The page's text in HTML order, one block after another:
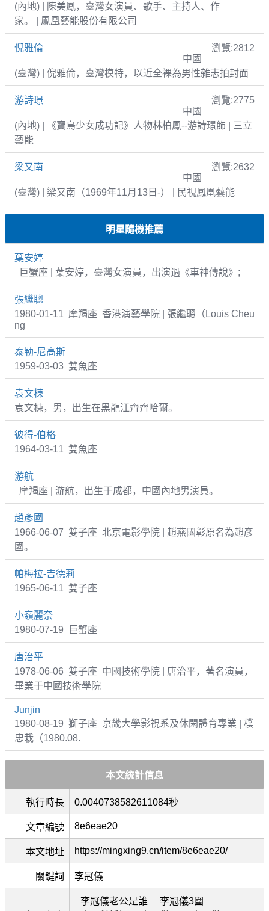
(內地) | 陳美鳳，臺灣女演員、歌手、主持人、作
家。 | 鳳凰藝能股份有限公司
倪雅倫
瀏覽:2812
中國
(臺灣) | 倪雅倫，臺灣模特，以近全裸為男性雜志拍封面
游詩璟
瀏覽:2775
中國
(內地) | 《寶島少女成功記》人物林柏鳳--游詩璟飾 | 三立
藝能
梁又南
瀏覽:2632
中國
(臺灣) | 梁又南（1969年11月13日-） | 民視鳳凰藝能
明星隨機推薦
葉安婷
巨蟹座 | 葉安婷，臺灣女演員，出演過《車神傳說》;
張繼聰
1980-01-11 摩羯座 香港演藝學院 | 張繼聰（Louis Cheu
ng
泰勒-尼高斯
1959-03-03 雙魚座
袁文棟
袁文棟，男，出生在黑龍江齊齊哈爾。
彼得-伯格
1964-03-11 雙魚座
游航
摩羯座 | 游航，出生于成都，中國內地男演員。
趙彥國
1966-06-07 雙子座 北京電影學院 | 趙燕國彰原名為趙彥
國。
帕梅拉-吉德莉
1965-06-11 雙子座
小嶺麗奈
1980-07-19 巨蟹座
唐治平
1978-06-06 雙子座 中國技術學院 | 唐治平，著名演員，
畢業于中國技術學院
Junjin
1980-08-19 獅子座 京畿大學影視系及休閑體育專業 | 樸
忠栽（1980.08.
本文統計信息
執行時長 0.0040738582611084秒
文章編號 8e6eae20
本文地址 https://mingxing9.cn/item/8e6eae20/
關鍵詞 李冠儀
李冠儀老公是誰
李冠儀3圍